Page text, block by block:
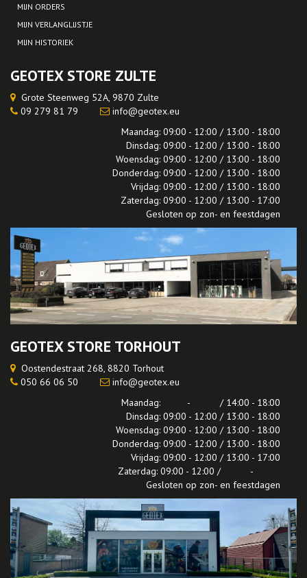
MIJN ORDERS
MIJN VERLANGLIJSTJE
MIJN HISTORIEK
GEOTEX STORE ZULTE
Grote Steenweg 52A, 9870 Zulte
09 279 81 79
info@geotex.eu
Maandag: 09:00 - 12:00 / 13:00 - 18:00
Dinsdag: 09:00 - 12:00 / 13:00 - 18:00
Woensdag: 09:00 - 12:00 / 13:00 - 18:00
Donderdag: 09:00 - 12:00 / 13:00 - 18:00
Vrijdag: 09:00 - 12:00 / 13:00 - 18:00
Zaterdag: 09:00 - 12:00 / 13:00 - 17:00
Gesloten op zon- en feestdagen
GEOTEX STORE TORHOUT
Oostendestraat 268, 8820 Torhout
050 66 06 50
info@geotex.eu
Maandag: - / 14:00 - 18:00
Dinsdag: 09:00 - 12:00 / 13:00 - 18:00
Woensdag: 09:00 - 12:00 / 13:00 - 18:00
Donderdag: 09:00 - 12:00 / 13:00 - 18:00
Vrijdag: 09:00 - 12:00 / 13:00 - 17:00
Zaterdag: 09:00 - 12:00 / -
Gesloten op zon- en feestdagen